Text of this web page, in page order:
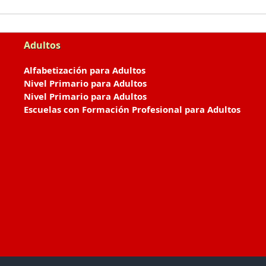
Adultos
Alfabetización para Adultos
Nivel Primario para Adultos
Nivel Primario para Adultos
Escuelas con Formación Profesional para Adultos